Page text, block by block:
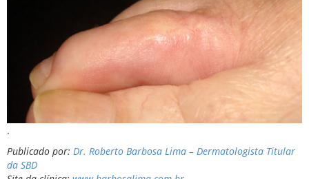
.
Publicado por: Dr. Roberto Barbosa Lima – Dermatologista Titular
da SBD